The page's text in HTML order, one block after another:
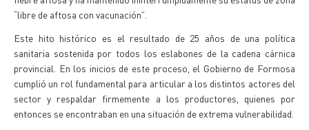
“libre de aftosa con vacunación”.
Este hito histórico es el resultado de 25 años de una política
sanitaria sostenida por todos los eslabones de la cadena cárnica
provincial. En los inicios de este proceso, el Gobierno de Formosa
cumplió un rol fundamental para articular a los distintos actores del
sector y respaldar firmemente a los productores, quienes por
entonces se encontraban en una situación de extrema vulnerabilidad.